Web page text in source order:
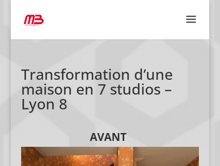
Transformation d’une
maison en 7 studios –
Lyon 8
AVANT